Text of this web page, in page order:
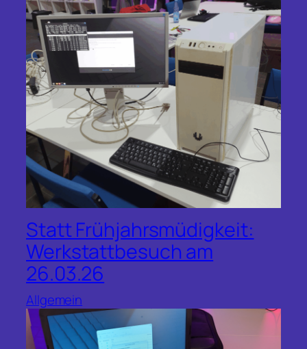
Statt Frühjahrsmüdigkeit:
Werkstattbesuch am
26.03.26
Allgemein